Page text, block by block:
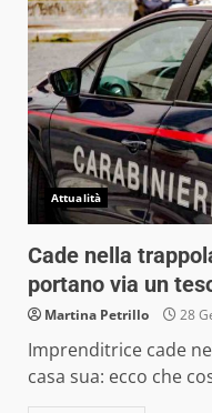
Attualità
Cade nella
portano via un
Martina Petrillo 28
Imprenditrice cade
casa sua: ecco che